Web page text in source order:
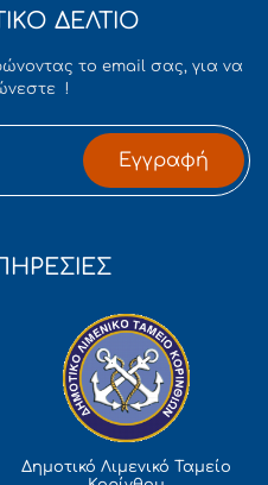
ΔΕΛΤΙΟ
το email σας, για να
!
Εγγραφή
Δημοτικό Λιμενικό Ταμείο